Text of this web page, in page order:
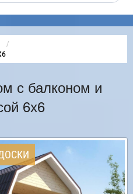
с балконом и
6х6